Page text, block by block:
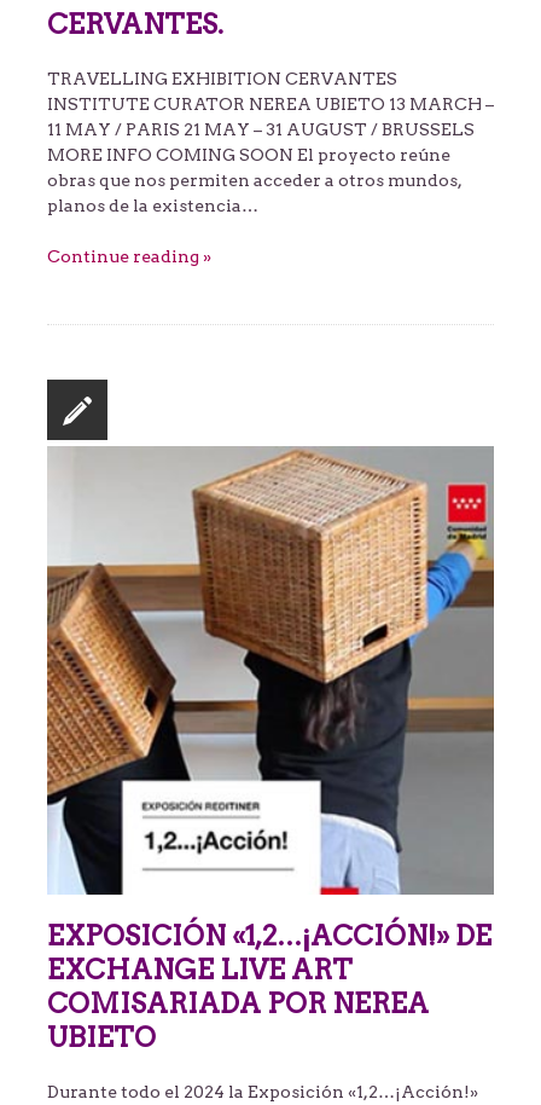
CERVANTES.
TRAVELLING EXHIBITION CERVANTES
INSTITUTE CURATOR NEREA UBIETO 13 MARCH –
11 MAY / PARIS 21 MAY – 31 AUGUST / BRUSSELS
MORE INFO COMING SOON El proyecto reúne
obras que nos permiten acceder a otros mundos,
planos de la existencia…
Continue reading »
EXPOSICIÓN «1,2…¡ACCIÓN!» DE
EXCHANGE LIVE ART
COMISARIADA POR NEREA
UBIETO
Durante todo el 2024 la Exposición «1,2…¡Acción!»